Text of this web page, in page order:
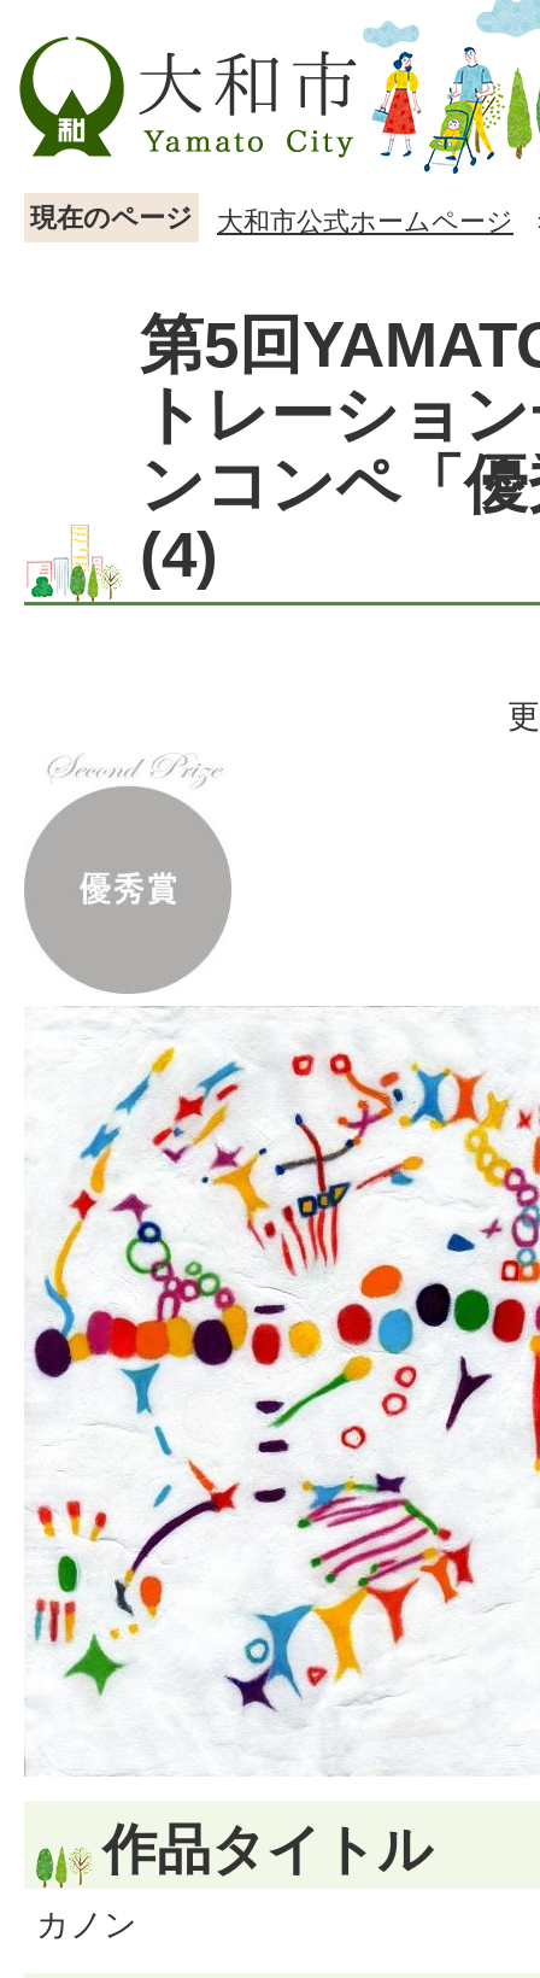
現在のページ 大和市公式ホームページ
第5回
トレーショ
ンコンペ「
(4)
作品タイトル
カノン